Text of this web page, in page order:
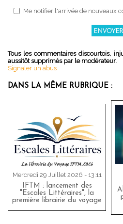
Me notifier l'arrivée de nouveaux
Tous les commentaires discourtois,
aussitôt supprimés par le modérateur.
Signaler un abus
DANS LA MÊME RUBRIQUE :
Mercredi 29 Juillet 2026 - 13:11
IFTM : lancement des
"Escales Littéraires", la
première librairie du voyage